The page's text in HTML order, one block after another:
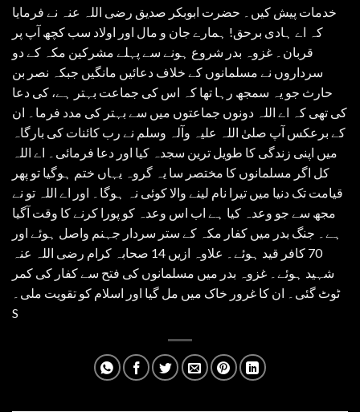
خدمات پیش کیں۔ حضرت ابوبکر صدیق رضی اللہ عنہ نے فرمایا
کہ اے ہادی برحق! ہمارے جان و مال اور اولاد سب کچھ آپ پر
قربان۔ غزوہ بدر شروع ہونے سے پہلے مشرکین مکہ کے دو
سرداروں نے مسلمانوں کے خلاف دعائیں مانگیں جبکہ نصر بن
حارث جو یہ سمجھ رہا تھا کہ اس کی جماعت بہتر ہے، کی دعا
کی تھی کہ اے اللہ دونوں جماعتوں میں سے بہتر کی مدد فرما۔ ان
کے برعکس آپ صلیٰ اللہ علیہ وآلہ وسلم نے رب کائنات کی بارگاہ
میں اپنی زندگی کا طویل ترین سجدہ کیا اور دعا فرمائی۔ اے اللہ
کل اگر مسلمانوں کا مختصر سا یہ گروہ یہاں ختم ہوگیا تو پھر
قیامت تک دنیا میں تیرا نام لینے والا کوئی نہ ہوگا۔ اور اے اللہ تو نے
مجھ سے جو وعدہ کیا ہے اب اس وعدہ کو پورا کرنے کا وقت آگیا
ہے۔ جنگ بدر میں کفار مکہ کے ستر سردار جہنم واصل ہوئے اور
70 کافر قید ہوئے۔ علاوہ ازیں 14 صحابہ کرام رضی اللہ عنہ
شہید ہوئے۔ غزوہ بدر میں مسلمانوں کی فتح سے کفار کی کمر
ٹوٹ گئی۔ ان کا غرور خاک میں مل گیا اور اسلام کو تقویت ملی۔
S